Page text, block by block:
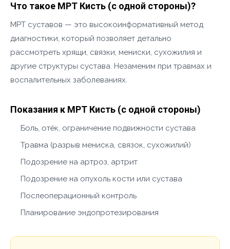
Что такое МРТ Кисть (с одной стороны)?
МРТ суставов — это высокоинформативный метод
диагностики, который позволяет детально
рассмотреть хрящи, связки, мениски, сухожилия и
другие структуры сустава. Незаменим при травмах и
воспалительных заболеваниях.
Показания к МРТ Кисть (с одной стороны)
Боль, отёк, ограничение подвижности сустава
Травма (разрыв мениска, связок, сухожилий)
Подозрение на артроз, артрит
Подозрение на опухоль кости или сустава
Послеоперационный контроль
Планирование эндопротезирования